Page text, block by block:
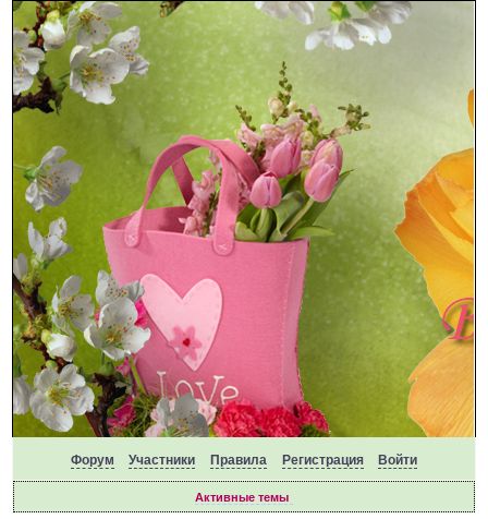
Форум Участники Правила Регистрация Войти
Активные темы